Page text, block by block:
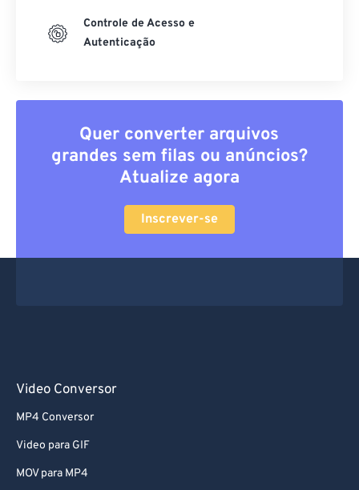
Controle de Acesso e
Autenticação
Quer converter arquivos
grandes sem filas ou anúncios?
Atualize agora
Inscrever-se
Video Conversor
MP4 Conversor
Video para GIF
MOV para MP4